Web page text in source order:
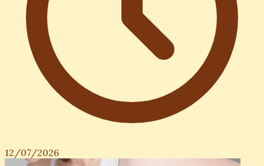
12/07/2026